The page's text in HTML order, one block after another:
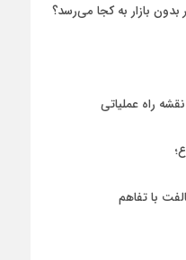
بازار به کجا می‌رسد؟
راه عملیاتی
با تفاهم